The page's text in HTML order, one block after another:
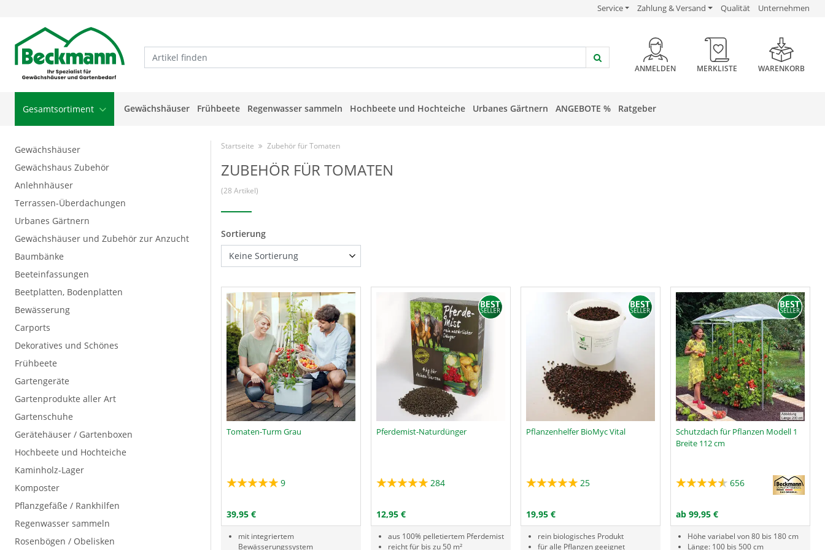
USP Verlinkung
Service Zahlung & Versand USP Verlinkung
Qualität USP Verlinkung
Unternehmen
HEADER BUTTON
ANMELDEN MERKLISTE WARENKORB
Gesamtsortiment Gewächshäuser Frühbeete Regenwasser sammeln Hochbeete und Hochteiche Urbanes Gärtnern ANGEBOTE % Ratgeber
Gewächshäuser
Gewächshaus Zubehör
Anlehnhäuser
Terrassen-Überdachungen
Urbanes Gärtnern
Gewächshäuser und Zubehör zur Anzucht
Baumbänke
Beeteinfassungen
Beetplatten, Bodenplatten
Bewässerung
Carports
Dekoratives und Schönes
Frühbeete
Gartengeräte
Gartenprodukte aller Art
Gartenschuhe
Gerätehäuser / Gartenboxen
Hochbeete und Hochteiche
Kaminholz-Lager
Komposter
Pflanzgefäße / Rankhilfen
Regenwasser sammeln
Rosenbögen / Obelisken
Startseite Zubehör für Tomaten
ZUBEHÖR FÜR TOMATEN
(28 Artikel)
Sortierung
Tomaten-Turm Grau
9
39,95 €
mit integriertem
Bewässerungssystem
Pferdemist-Naturdünger
284
12,95 €
aus 100% pelletiertem Pferdemist
reicht für bis zu 50 m²
Pflanzenhelfer BioMyc Vital
25
19,95 €
rein biologisches Produkt
für alle Pflanzen geeignet
Schutzdach für Pflanzen Modell 1
Breite 112 cm
656
ab 99,95 €
Höhe variabel von 80 bis 180 cm
Länge: 100 bis 500 cm